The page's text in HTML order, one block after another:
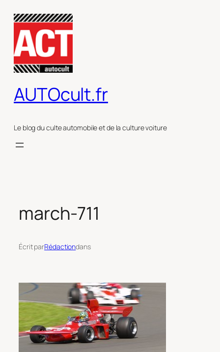
contenu
AUTOcult.fr
Le blog du culte automobile et de la culture voiture
march-711
Écrit parRédactiondans